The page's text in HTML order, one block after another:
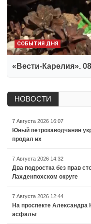
СОБЫТИЯ ДНЯ
«Вести-Карелия».
НОВОСТИ
7 Августа 2026 16:07
Юный петрозаводчанин
продал их
7 Августа 2026 14:32
Два подростка без прав
Лахденпохском округе
7 Августа 2026 12:44
На проспекте Александра
асфальт